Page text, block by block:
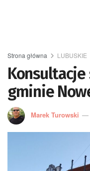
Strona główna LUBUSKIE
Konsultacje
gminie
Marek Turowski